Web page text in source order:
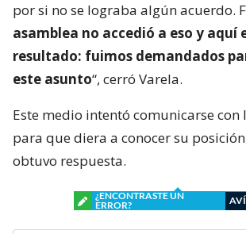
por si no se lograba algún acuerdo.
asamblea no accedió a eso y aquí
resultado: fuimos demandados
este asunto“, cerró Varela.
Este medio intentó comunicarse
para que diera a conocer su
obtuvo respuesta.
¿ENCONTRASTE UN
ERROR?